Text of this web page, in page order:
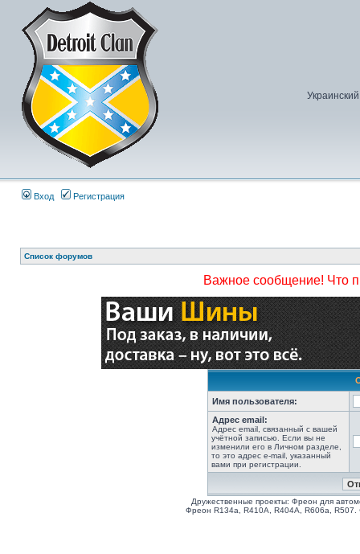
Вход Регистрация
Список форумов
Важное сообщение! Что
Имя пользователя:
Адрес email:
Адрес email, связанный с вашей
учётной записью. Если вы не
изменили его в Личном разделе,
то это адрес e-mail, указанный
вами при регистрации.
Дружественные проекты: Фреон для
Фреон R134a, R410A, R404A, R606a,